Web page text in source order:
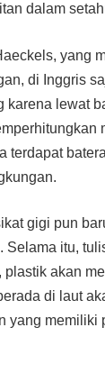
dalam
yang
di Inggris
karena lewat
terdapat
gigi pun
Selama itu,
plastik akan
di laut
yang memiliki